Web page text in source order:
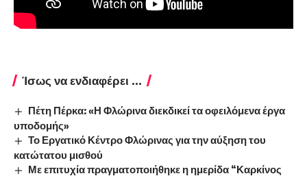
Ίσως να ενδιαφέρει ...
Πέτη Πέρκα: «Η Φλώρινα διεκδικεί τα οφειλόμενα έργα
υποδομής»
Το Εργατικό Κέντρο Φλώρινας για την αύξηση του
κατώτατου μισθού
Με επιτυχία πραγματοποιήθηκε η ημερίδα “Καρκίνος